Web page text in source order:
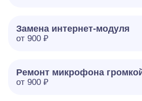
Замена интернет-модуля
от 900 ₽
Ремонт микрофона
от 900 ₽